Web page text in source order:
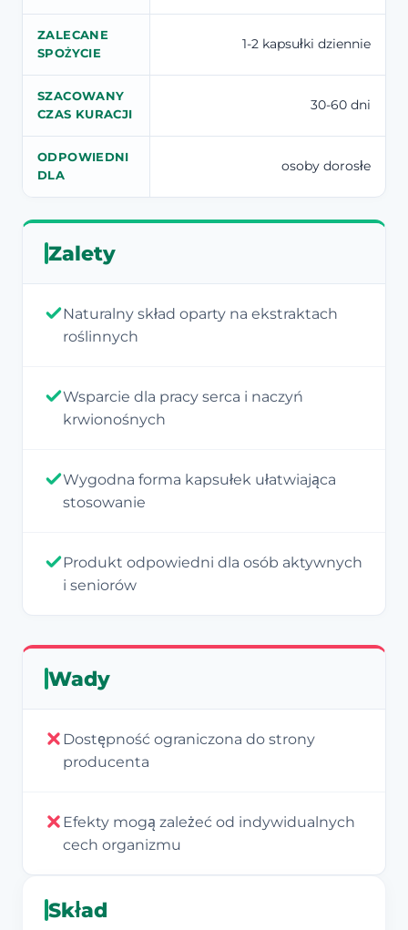
ZALECANE
SPOŻYCIE
1-2 kapsułki dziennie
SZACOWANY
CZAS KURACJI
30-60 dni
ODPOWIEDNI
DLA
osoby dorosłe
Zalety
Naturalny skład oparty na ekstraktach
roślinnych
Wsparcie dla pracy serca i naczyń
krwionośnych
Wygodna forma kapsułek ułatwiająca
stosowanie
Produkt odpowiedni dla osób aktywnych
i seniorów
Wady
Dostępność ograniczona do strony
producenta
Efekty mogą zależeć od indywidualnych
cech organizmu
Skład